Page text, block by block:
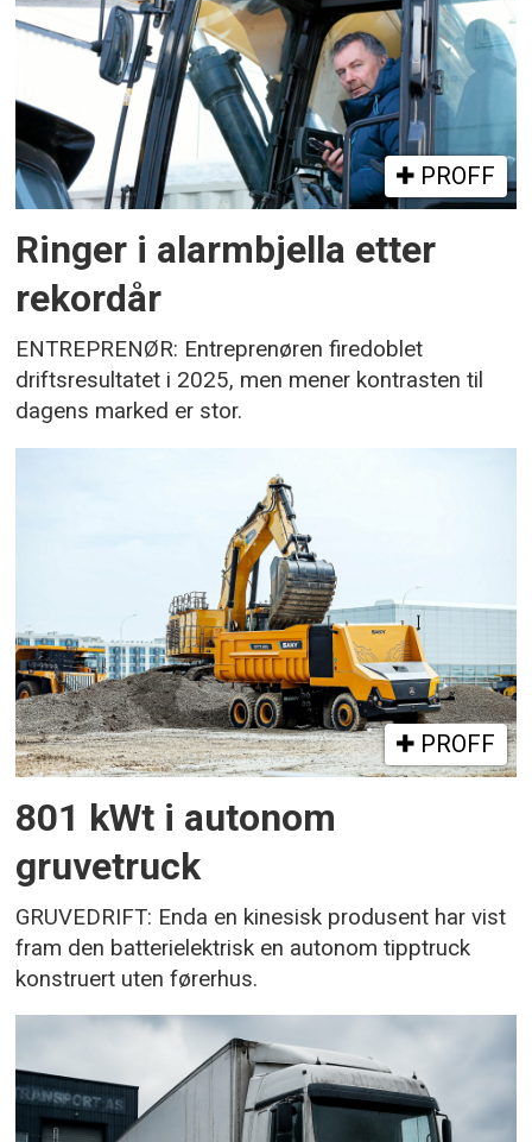
PROFF
Ringer i alarmbjella etter
rekordår
ENTREPRENØR: Entreprenøren firedoblet
driftsresultatet i 2025, men mener kontrasten til
dagens marked er stor.
PROFF
801 kWt i autonom
gruvetruck
GRUVEDRIFT: Enda en kinesisk produsent har vist
fram den batterielektrisk en autonom tipptruck
konstruert uten førerhus.